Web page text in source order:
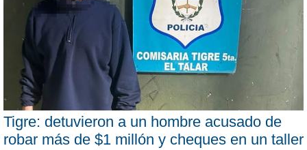
Tigre: detuvieron a un hombre acusado de
robar más de $1 millón y cheques en un taller